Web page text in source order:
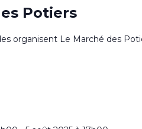
Potiers
organisent Le Marché des